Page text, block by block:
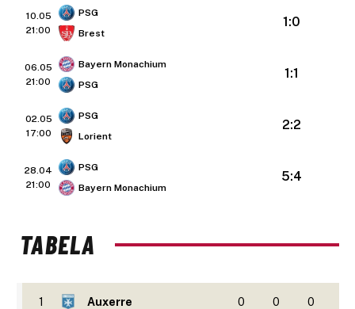
10.05
21:00
PSG
Brest
1:0
06.05
21:00
Bayern Monachium
PSG
1:1
02.05
17:00
PSG
Lorient
2:2
28.04
21:00
PSG
Bayern Monachium
5:4
TABELA
1 Auxerre 0 0 0